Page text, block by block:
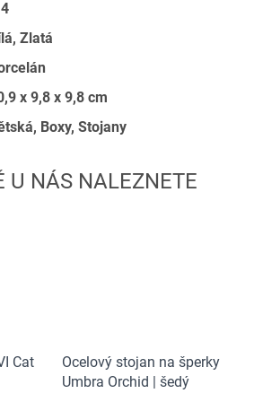
Zlatá
x 9,8 x 9,8 cm
Boxy, Stojany
Cat
Ocelový stojan na šperky
Umbra Orchid | šedý